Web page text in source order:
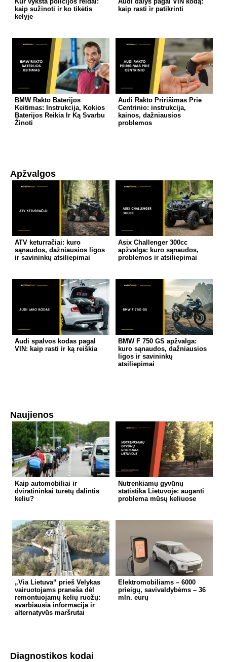
kaip sužinoti ir ko tikėtis
kelyje
kaip rasti ir patikrinti
BMW Rakto Baterijos
Keitimas: Instrukcija, Kokios
Baterijos Reikia Ir Ką Svarbu
Žinoti
Audi Rakto Pririšimas Prie
Centrinio: instrukcija,
kainos, dažniausios
problemos
Apžvalgos
ATV keturračiai: kuro
sąnaudos, dažniausios ligos
ir savininkų atsiliepimai
Asix Challenger 300cc
apžvalga: kuro sąnaudos,
problemos ir atsiliepimai
Audi spalvos kodas pagal
VIN: kaip rasti ir ką reiškia
BMW F 750 GS apžvalga:
kuro sąnaudos, dažniausios
ligos ir savininkų
atsiliepimai
Naujienos
Kaip automobiliai ir
dviratininkai turėtų dalintis
keliu?
Nutrenkiamų gyvūnų
statistika Lietuvoje: auganti
problema mūsų keliuose
„Via Lietuva“ prieš Velykas
vairuotojams praneša dėl
remontuojamų kelių ruožų:
svarbiausia informacija ir
alternatyvūs maršrutai
Elektromobiliams – 6000
prieigų, savivaldybėms – 36
mln. eurų
Diagnostikos kodai